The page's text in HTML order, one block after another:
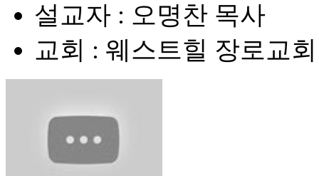
설교자 : 오명찬 목사
교회 : 웨스트힐 장로교회